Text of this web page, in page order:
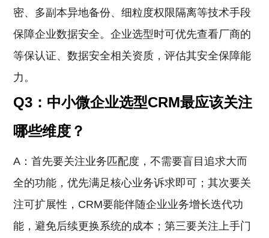
密、多副本异地备份、细粒度权限隔离等技术手段
保障企业数据安全。企业选型时可优先查看厂商的
等保认证、数据安全相关资质，评估其安全保障能
力。
Q3：中小微企业选型CRM最应该关注
哪些维度？
A：首先要关注业务匹配度，不需要盲目追求大而
全的功能，优先满足核心业务诉求即可；其次要关
注可扩展性，CRM要能伴随企业业务增长迭代功
能，避免后续更换系统的成本；第三要关注上手门